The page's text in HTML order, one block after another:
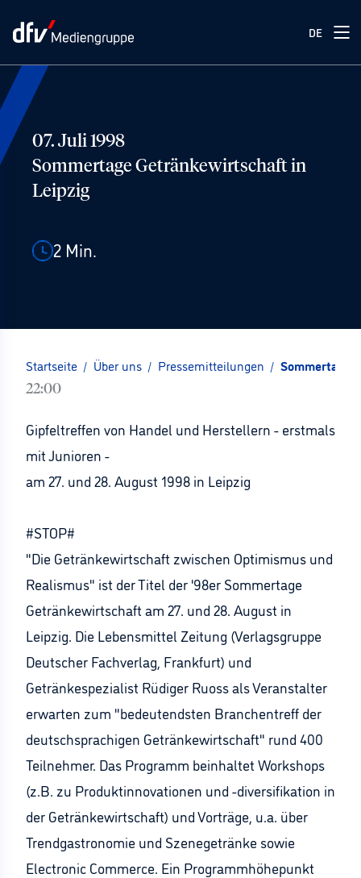
DE
07. Juli 1998
Sommertage Getränkewirtschaft in
Leipzig
2 Min.
Startseite / Über uns / Pressemitteilungen / Sommertage
22:00
Gipfeltreffen von Handel und Herstellern - erstmals
mit Junioren -
am 27. und 28. August 1998 in Leipzig
#STOP#
"Die Getränkewirtschaft zwischen Optimismus und
Realismus" ist der Titel der '98er Sommertage
Getränkewirtschaft am 27. und 28. August in
Leipzig. Die Lebensmittel Zeitung (Verlagsgruppe
Deutscher Fachverlag, Frankfurt) und
Getränkespezialist Rüdiger Ruoss als Veranstalter
erwarten zum "bedeutendsten Branchentreff der
deutschsprachigen Getränkewirtschaft" rund 400
Teilnehmer. Das Programm beinhaltet Workshops
(z.B. zu Produktinnovationen und -diversifikation in
der Getränkewirtschaft) und Vorträge, u.a. über
Trendgastronomie und Szenegetränke sowie
Electronic Commerce. Ein Programmhöhepunkt